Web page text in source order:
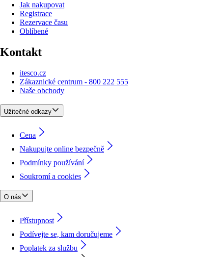
Jak nakupovat
Registrace
Rezervace času
Oblíbené
Kontakt
itesco.cz
Zákaznické centrum - 800 222 555
Naše obchody
Užitečné odkazy
Cena
Nakupujte online bezpečně
Podmínky používání
Soukromí a cookies
O nás
Přístupnost
Podívejte se, kam doručujeme
Poplatek za službu